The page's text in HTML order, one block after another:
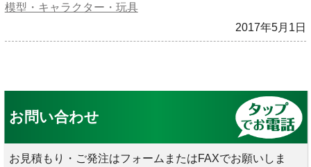
模型・キャラクター・玩具
2017年5月1日
お問い合わせ
お見積もり・ご発注はフォームまたはFAXでお願いしま